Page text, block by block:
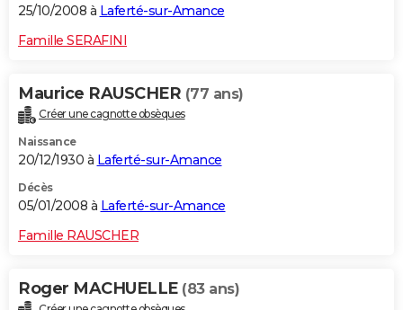
25/10/2008 à Laferté-sur-Amance
Famille SERAFINI
Maurice RAUSCHER (77 ans)
Créer une cagnotte obsèques
Naissance
20/12/1930 à Laferté-sur-Amance
Décès
05/01/2008 à Laferté-sur-Amance
Famille RAUSCHER
Roger MACHUELLE (83 ans)